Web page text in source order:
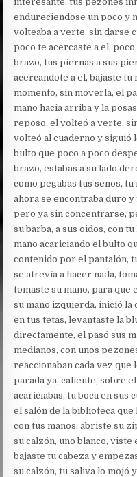
endureciendose un poco y
volteaba a verte, sin darse
poco te acercaste a el,
brazo, tus piernas a sus
acercandote a el, bajaste tu
momento, sin moverla, el
mano hacia arriba y la
reposo, el volteó a verte,
volteó al cuaderno y siguió
bulto que poco a poco
brazo, estabas a su lado
como pegabas tus senos,
ahora se encontraba duro y
pero ya sin concentrarse,
su barba, a sus oidos, con
mano acariciando el bulto
contenido por el pantalón,
se atrevía a hacer nada,
tomaste su mano, para que
su mano izquierda, inició la
en tus tetas, levantaste la
directamente, el pasó sus
medianos, con unos
reaccionaban cada vez que
parada ya, caliente, sobre
acariciabas, tu boca en sus
el salón de la biblioteca que
con tus manos, abriste su
su calzón, uno blanco,
bajaste tu cabeza y
su calzón, tu saliva lo mojó